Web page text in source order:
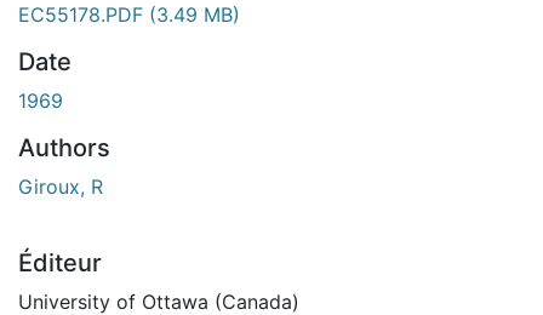
EC55178.PDF (3.49 MB)
Date
1969
Authors
Giroux, R
Éditeur
University of Ottawa (Canada)